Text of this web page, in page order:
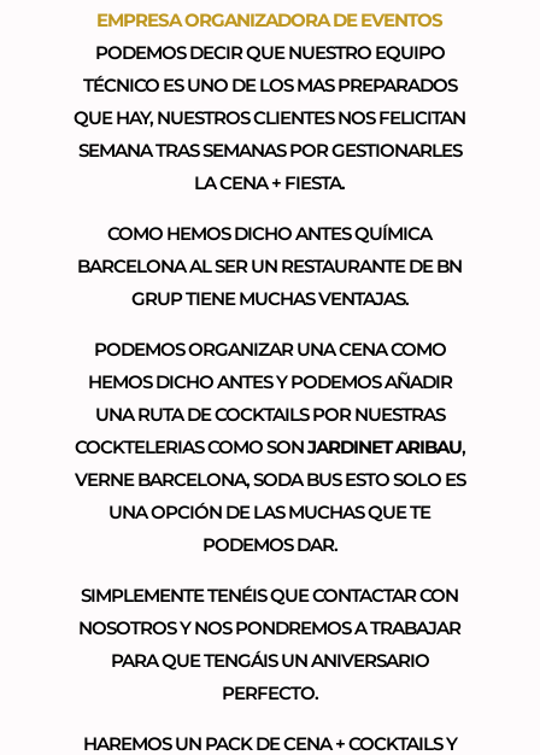
EMPRESA ORGANIZADORA DE EVENTOS
PODEMOS DECIR QUE NUESTRO EQUIPO
TÉCNICO ES UNO DE LOS MAS PREPARADOS
QUE HAY, NUESTROS CLIENTES NOS FELICITAN
SEMANA TRAS SEMANAS POR GESTIONARLES
LA CENA + FIESTA.
COMO HEMOS DICHO ANTES QUÍMICA
BARCELONA AL SER UN RESTAURANTE DE BN
GRUP TIENE MUCHAS VENTAJAS.
PODEMOS ORGANIZAR UNA CENA COMO
HEMOS DICHO ANTES Y PODEMOS AÑADIR
UNA RUTA DE COCKTAILS POR NUESTRAS
COCKTELERIAS COMO SONJARDINET ARIBAU,
VERNE BARCELONA, SODA BUS ESTO SOLO ES
UNA OPCIÓN DE LAS MUCHAS QUE TE
PODEMOS DAR.
SIMPLEMENTE TENÉIS QUE CONTACTAR CON
NOSOTROS Y NOS PONDREMOS A TRABAJAR
PARA QUE TENGÁIS UN ANIVERSARIO
PERFECTO.
HAREMOS UN PACK DE CENA + COCKTAILS Y